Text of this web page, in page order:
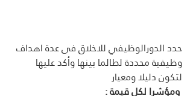
حدد الدورالوظيفي للاخلاق فى عدة اهداف
وظيفية محددة لطالما بينها وأكد عليها
لتكون دليلا ومعيار